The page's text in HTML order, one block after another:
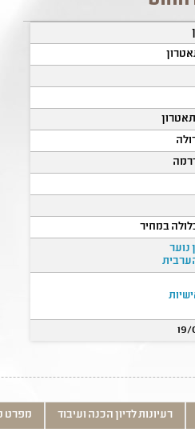
במחיר
נוער
19/
רעיונות לדיון הכנה ועיבוד מפרט